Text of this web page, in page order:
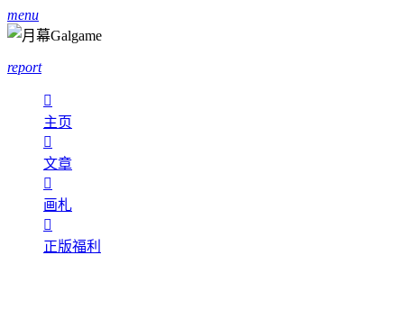
menu
report

主页

文章

画札

正版福利